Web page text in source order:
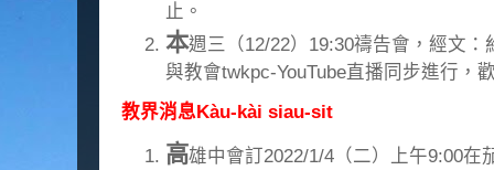
止。
本週三（12/22）19:30禱告會，經文
與教會twkpc-YouTube直播同步進行
教界消息Kàu-kài siau-sit
高雄中會訂2022/1/4（二）上午9:00在